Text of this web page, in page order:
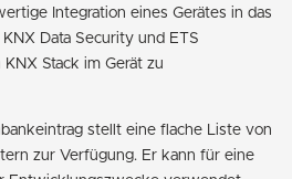
Integration eines Gerätes in das
Data Security und ETS
Stack im Gerät zu
stellt eine flache Liste von
zur Verfügung. Er kann für eine